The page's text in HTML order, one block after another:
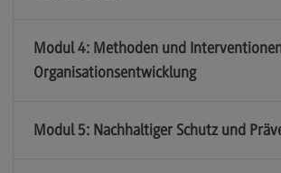
Modul 4: Methoden und
Organisationsentwicklung
Modul 5: Nachhaltiger Schutz und